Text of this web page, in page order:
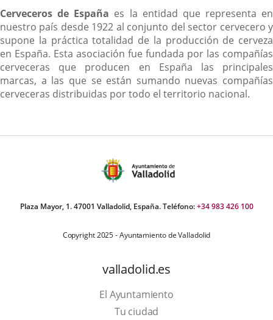
Cerveceros de España es la entidad que representa en
nuestro país desde 1922 al conjunto del sector cervecero y
supone la práctica totalidad de la producción de cerveza
en España. Esta asociación fue fundada por las compañías
cerveceras que producen en España las principales
marcas, a las que se están sumando nuevas compañías
cerveceras distribuidas por todo el territorio nacional.
Plaza Mayor, 1. 47001 Valladolid, España. Teléfono:+34 983 426 100
Copyright 2025 - Ayuntamiento de Valladolid
valladolid.es
El Ayuntamiento
Tu ciudad